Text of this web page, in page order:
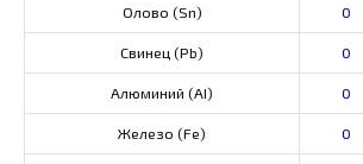
Олово (Sn) 0
Свинец (Pb) 0
Алюминий (AI) 0
Железо (Fe) 0